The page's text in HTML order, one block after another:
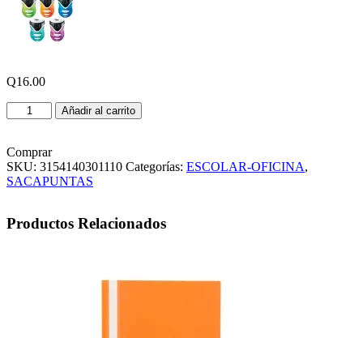
Q16.00
SACAPUNTAS
MAPED
GRIP
COLORES
SURTIDOS
Añadir al carrito
Comprar
SKU: 3154140301110 Categorías: ESCOLAR-OFICINA,
SACAPUNTAS
Productos Relacionados